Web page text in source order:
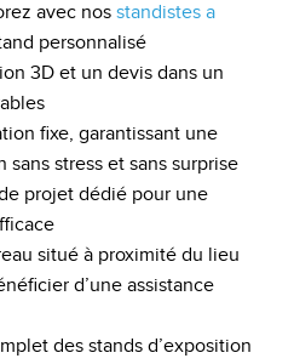
avec nos standistes a
personnalisé
3D et un devis dans un
fixe, garantissant une
stress et sans surprise
projet dédié pour une
situé à proximité du lieu
d’une assistance
des stands d’exposition